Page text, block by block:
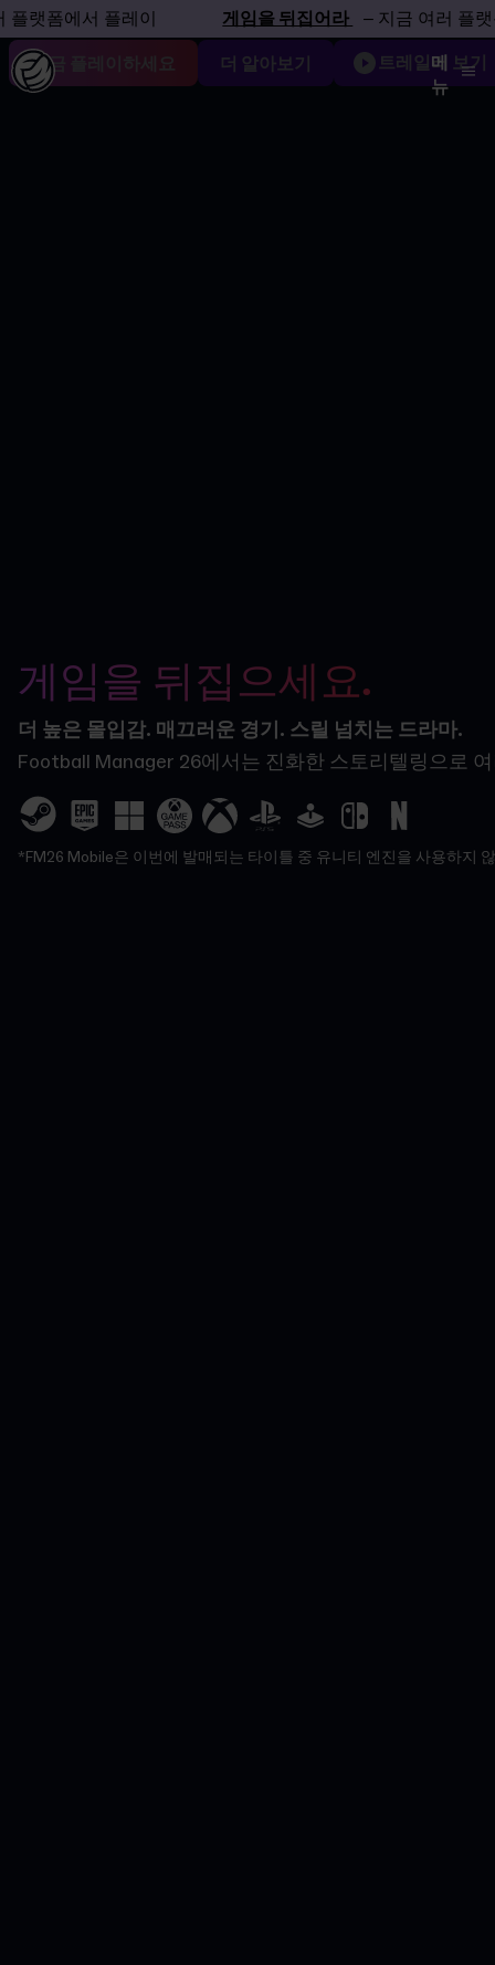
에서 플레이 게임을 뒤집어라 – 지금 여러 플랫폼에
메
뉴
지금 플레이하세요 더 알아보기 트레일러 보기
게임을 뒤집으세요.
더 높은 몰입감. 매끄러운 경기. 스릴 넘치는 드라마.
Football Manager 26에서는 진화한 스토리텔링으로
*FM26 Mobile은 이번에 발매되는 타이틀 중 유니티 엔진을 사용하지